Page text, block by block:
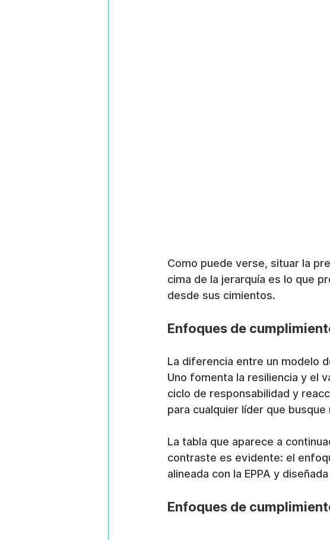
Como puede verse, situar la
cima de la jerarquía es lo que
desde sus cimientos.
Enfoques de
La diferencia entre un modelo
Uno fomenta la resiliencia y el
ciclo de responsabilidad y
para cualquier líder que
La tabla que aparece a
contraste es evidente: el
alineada con la EPPA y
Enfoques de